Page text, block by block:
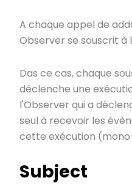
A chaque appel de
Observer se souscrit à
Das ce cas, chaque
déclenche une
l'Observer qui a
seul à recevoir les
cette exécution
Subject